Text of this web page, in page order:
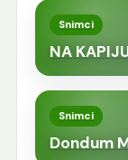
Snimci
NA
Snimci
Dondum